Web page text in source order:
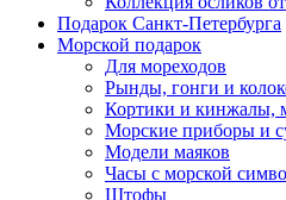
Подарок Санкт-Петербурга
Морской подарок
Для мореходов
Рынды, гонги и
Кортики и кинжалы,
Морские приборы и
Модели маяков
Часы с морской
Штофы